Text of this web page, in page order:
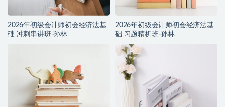
2026年初级会计师初会经济法基
础 冲刺串讲班-孙林
2026年初级会计师初会经济法基
础 习题精析班-孙林